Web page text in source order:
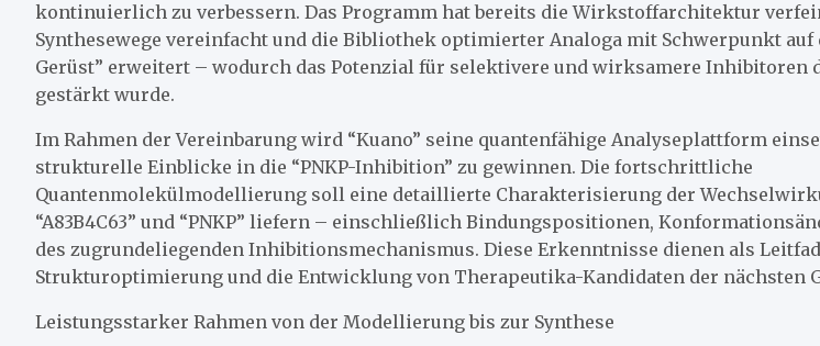
kontinuierlich zu verbessern. Das Programm hat bereits die Wirkstoffarchitektur
Synthesewege vereinfacht und die Bibliothek optimierter Analoga mit Schwerpunkt auf
Gerüst” erweitert – wodurch das Potenzial für selektivere und wirksamere Inhibitoren
gestärkt wurde.
Im Rahmen der Vereinbarung wird “Kuano” seine quantenfähige Analyseplattform
strukturelle Einblicke in die “PNKP-Inhibition” zu gewinnen. Die fortschrittliche
Quantenmolekülmodellierung soll eine detaillierte Charakterisierung der
“A83B4C63” und “PNKP” liefern – einschließlich Bindungspositionen,
des zugrundeliegenden Inhibitionsmechanismus. Diese Erkenntnisse dienen als
Strukturoptimierung und die Entwicklung von Therapeutika-Kandidaten der nächsten
Leistungsstarker Rahmen von der Modellierung bis zur Synthese